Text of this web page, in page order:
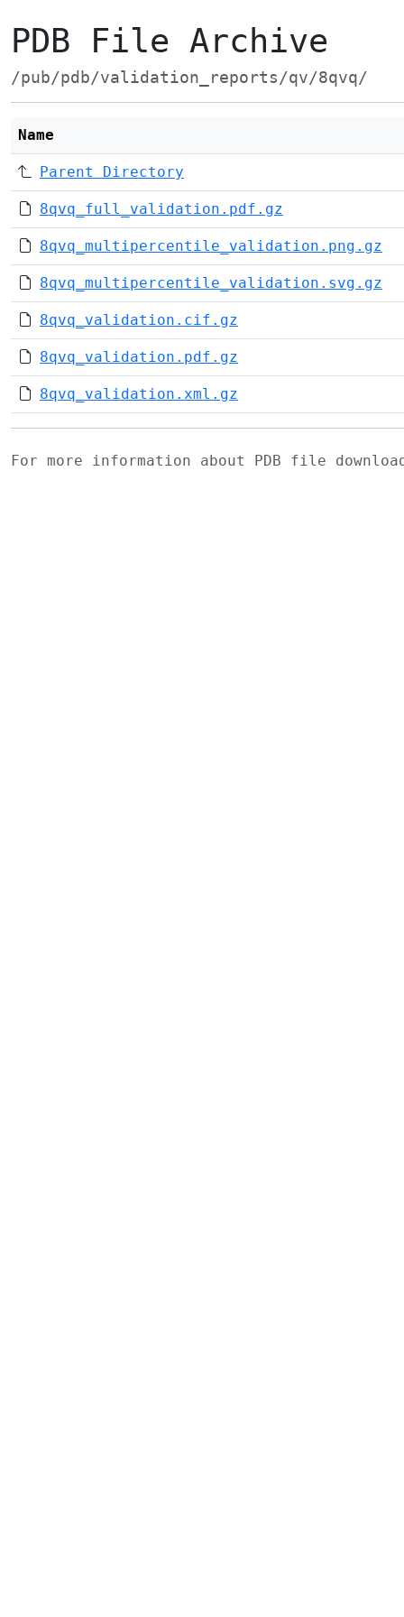
PDB File Archive
/pub/pdb/validation_reports/qv/8qvq/
Name
Parent Directory
8qvq_full_validation.pdf.gz
8qvq_multipercentile_validation.png.gz
8qvq_multipercentile_validation.svg.gz
8qvq_validation.cif.gz
8qvq_validation.pdf.gz
8qvq_validation.xml.gz
For more information about PDB file